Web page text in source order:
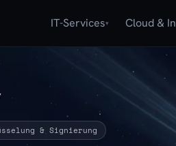
IT-Services▾ Cloud &
& Signierung